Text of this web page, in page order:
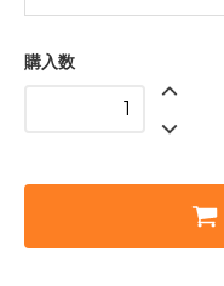
購入数